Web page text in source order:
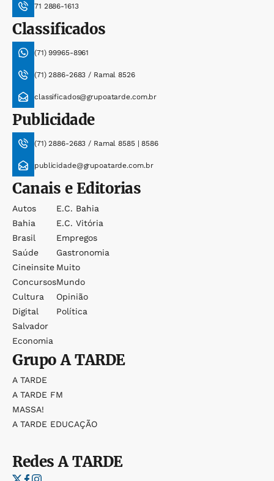
71 2886-1613
Classificados
(71) 99965-8961
(71) 2886-2683 / Ramal 8526
classificados@grupoatarde.com.br
Publicidade
(71) 2886-2683 / Ramal 8585 | 8586
publicidade@grupoatarde.com.br
Canais e Editorias
Autos
Bahia
Brasil
Saúde
Cineinsite
Concursos
Cultura
Digital
Salvador
Economia
E.c. Bahia
E.c. Vitória
Empregos
Gastronomia
Muito
Mundo
Opinião
Política
GrupoA TARDE
A TARDE
A TARDE FM
MASSA!
A TARDE EDUCAÇÃO
RedesA TARDE